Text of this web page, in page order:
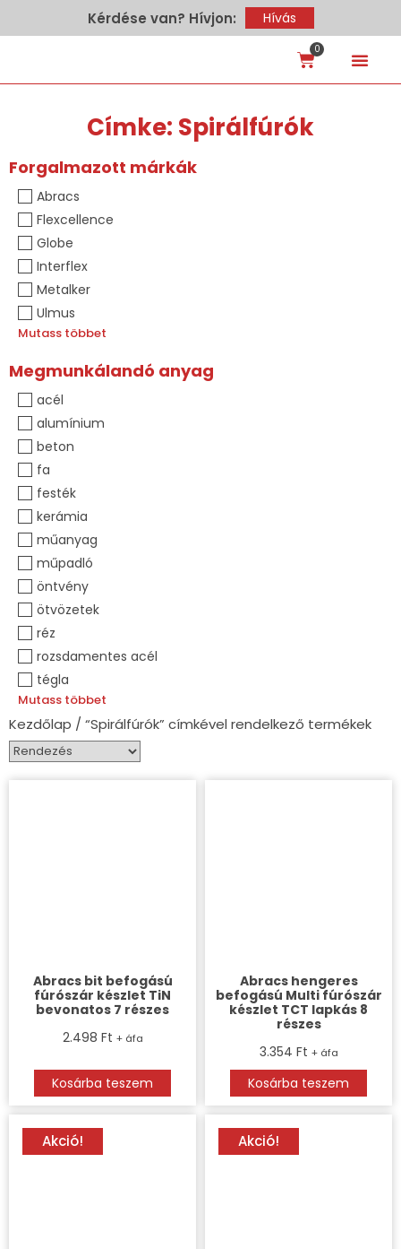
Kérdése van? Hívjon: Hívás
0
Címke: Spirálfúrók
Kezdőlap / “Spirálfúrók” címkével rendelkező termékek
Abracs bit befogású
fúrószár készlet TiN
bevonatos 7 részes
2.498 Ft + áfa
Kosárba teszem
Abracs hengeres
befogású Multi fúrószár
készlet TCT lapkás 8
részes
3.354 Ft + áfa
Kosárba teszem
Akció! Akció!
Forgalmazott márkák
Abracs
Flexcellence
Globe
Interflex
Metalker
Ulmus
Mutass többet
Megmunkálandó anyag
acél
alumínium
beton
fa
festék
kerámia
műanyag
műpadló
öntvény
ötvözetek
réz
rozsdamentes acél
tégla
Mutass többet